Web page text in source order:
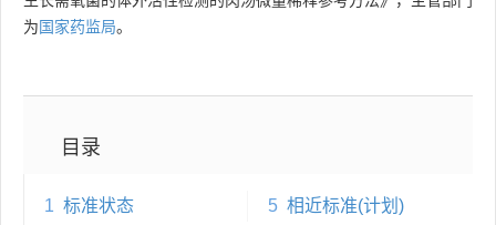
为国家药监局。
目录
1 标准状态
5 相近标准(计划)